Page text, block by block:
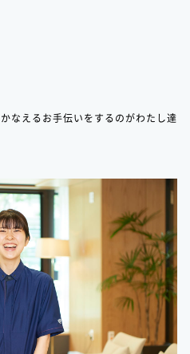
なえるお手伝いをするのがわたし達